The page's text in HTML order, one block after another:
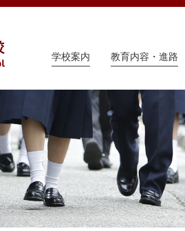
学校案内 教育内容・進路